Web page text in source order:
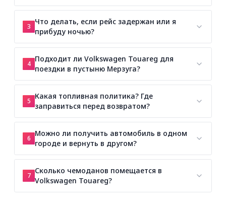
3
Что делать, если рейс задержан или я
прибуду ночью?
4
Подходит ли Volkswagen Touareg для
поездки в пустыню Мерзуга?
5
Какая топливная политика? Где
заправиться перед возвратом?
6
Можно ли получить автомобиль в одном
городе и вернуть в другом?
7
Сколько чемоданов помещается в
Volkswagen Touareg?